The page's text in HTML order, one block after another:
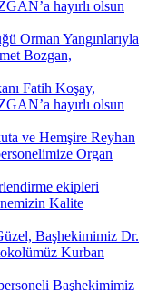
hayırlı olsun
Orman Yangınlarıyla
Bozgan,
Fatih Koşay,
hayırlı olsun
ve Hemşire Reyhan
Organ
ekipleri
Kalite
Başhekimimiz Dr.
Kurban
Başhekimimiz